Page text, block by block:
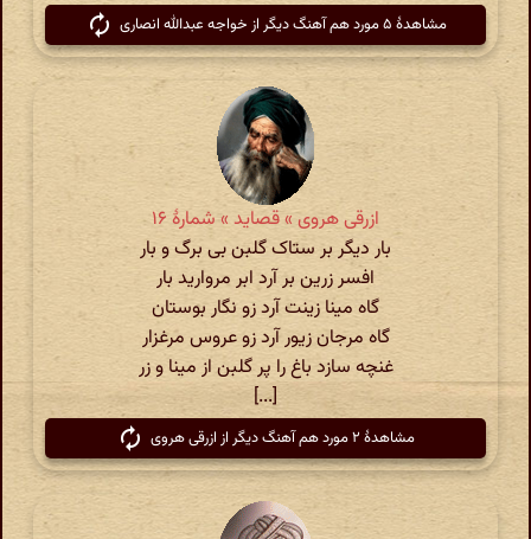
مشاهدهٔ ۵ مورد هم آهنگ دیگر از خواجه عبدالله انصاری
ازرقی هروی » قصاید » شمارهٔ ۱۶
بار دیگر بر ستاک گلبن بی برگ و بار
افسر زرین بر آرد ابر مروارید بار
گاه مینا زینت آرد زو نگار بوستان
گاه مرجان زیور آرد زو عروس مرغزار
غنچه سازد باغ را پر گلبن از مینا و زر
[...]
مشاهدهٔ ۲ مورد هم آهنگ دیگر از ازرقی هروی